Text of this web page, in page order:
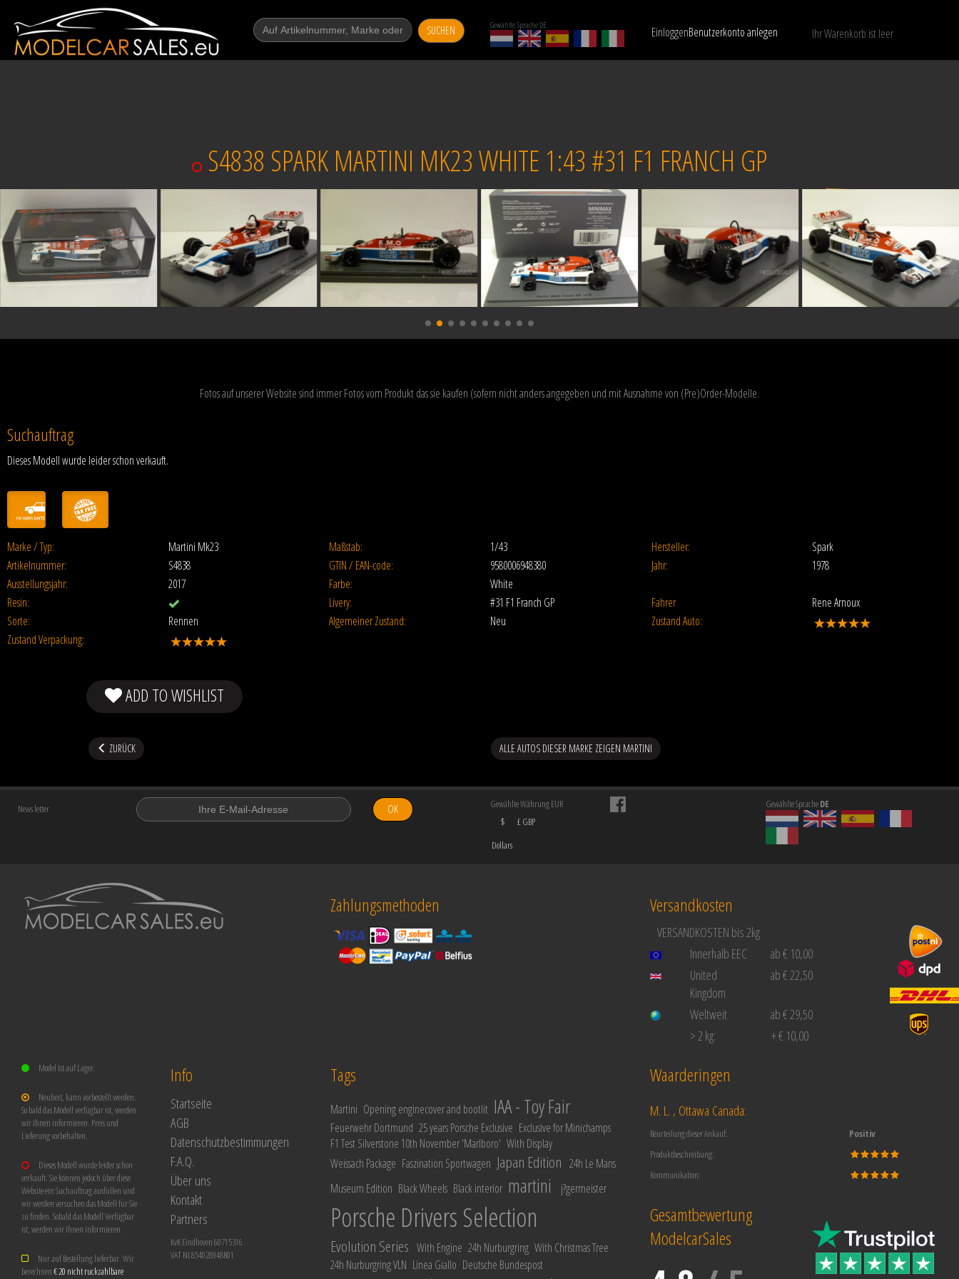
SUCHEN Gewählte Sprache DE EinloggenBenutzerkonto anlegen Ihr Warenkorb ist leer
Nur verfügbare Modelle anzeigen LÖSCHEN
S4838 SPARK MARTINI MK23 WHITE 1:43 #31 F1 FRANCH GP
Verkauft
Fotos auf unserer Website sind immer Fotos vom Produkt das sie kaufen (sofern nicht anders angegeben und mit Ausnahme von (Pre)Order-Modelle.
Suchauftrag
Dieses Modell wurde leider schon verkauft.
Marke / Typ: Martini Mk23 Maßstab: 1/43 Hersteller:
Spark
Artikelnummer:
S4838 GTIN / EAN-code: 9580006948380 Jahr:
1978
Ausstellungsjahr:
2017 Farbe:
White
Resin:
Livery: #31 F1 Franch GP Fahrer
Rene Arnoux
Sorte:
Rennen Algemeiner Zustand: Neu
Zustand Auto:
Zustand Verpackung:
ADD TO WISHLIST
ZURÜCK ALLE AUTOS DIESER MARKE ZEIGEN MARTINI
News letter OK
Gewählte Währung EUR
$
Dollars
£ GBP
Gewählte SpracheDE
Zahlungsmethoden Versandkosten
VERSANDKOSTEN bis 2kg
Innerhalb EEC
ab € 10,00
United
Kingdom
ab € 22,50
Weltweit
ab € 29,50
> 2 kg:
+ € 10,00
Model ist auf Lager.
Neuheit, kann vorbestellt werden.
So bald das Modell verfügbar ist, werden
wir Ihnen informieren. Preis und
Lieferung vorbehalten.
Dieses Modell wurde leider schon
verkauft. Sie können jedoch über diese
Website ein Suchauftrag ausfüllen und
wir werden versuchen das Modell fur Sie
zu finden. Sobald das Modell Verfügbar
ist, werden wir Ihnen informieren.
Nur auf Bestellung lieferbar. Wir
berechnen€ 20 nicht ruckzahlbare
Info
Startseite
AGB
Datenschutzbestimmungen
F.A.Q.
Über uns
Kontakt
Partners
KvK Eindhoven 60715316
VAT NL854028948B01
Tags
Martini Opening enginecover and bootlit IAA - Toy Fair
Feuerwehr Dortmund 25 years Porsche Exclusive Exclusive for Minichamps
F1 Test Silverstone 10th November 'Marlboro' With Display
Weissach Package Faszination Sportwagen Japan Edition 24h Le Mans
Museum Edition Black Wheels Black interior martini j?germeister
Porsche Drivers Selection
Evolution Series With Engine 24h Nurburgring With Christmas Tree
24h Nurburgring VLN Linea Giallo Deutsche Bundespost
Waarderingen
M. L. , Ottawa Canada:
Beurteilung dieser Ankauf:
Positiv
Produktbeschreibung:
Kommunikation:
Gesamtbewertung
ModelcarSales